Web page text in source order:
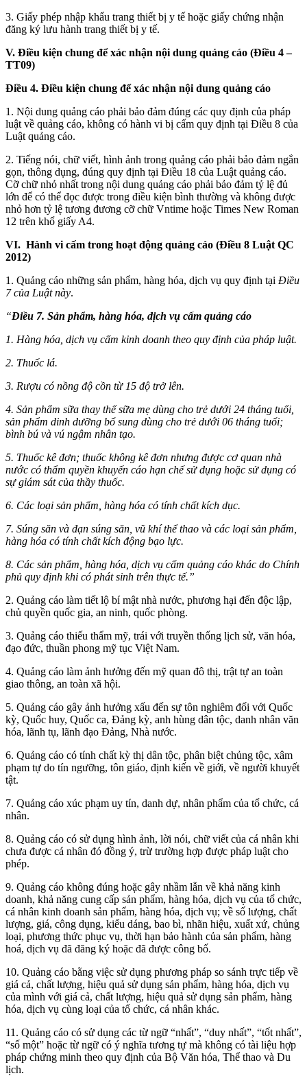
3. Giấy phép nhập khẩu trang thiết bị y tế hoặc giấy chứng nhận
đăng ký lưu hành trang thiết bị y tế.
V. Điều kiện chung để xác nhận nội dung quảng cáo (Điều 4 –
TT09)
Điều 4. Điều kiện chung để xác nhận nội dung quảng cáo
1. Nội dung quảng cáo phải bảo đảm đúng các quy định của pháp
luật về quảng cáo, không có hành vi bị cấm quy định tại Điều 8 của
Luật quảng cáo.
2. Tiếng nói, chữ viết, hình ảnh trong quảng cáo phải bảo đảm ngắn
gọn, thông dụng, đúng quy định tại Điều 18 của Luật quảng cáo.
Cỡ chữ nhỏ nhất trong nội dung quảng cáo phải bảo đảm tỷ lệ đủ
lớn để có thể đọc được trong điều kiện bình thường và không được
nhỏ hơn tỷ lệ tương đương cỡ chữ Vntime hoặc Times New Roman
12 trên khổ giấy A4.
VI. Hành vi cấm trong hoạt động quảng cáo (Điều 8 Luật QC
2012)
1. Quảng cáo những sản phẩm, hàng hóa, dịch vụ quy định tại Điều
7 của Luật này.
“Điều 7. Sản phẩm, hàng hóa, dịch vụ cấm quảng cáo
1. Hàng hóa, dịch vụ cấm kinh doanh theo quy định của pháp luật.
2. Thuốc lá.
3. Rượu có nồng độ cồn từ 15 độ trở lên.
4. Sản phẩm sữa thay thế sữa mẹ dùng cho trẻ dưới 24 tháng tuổi,
sản phẩm dinh dưỡng bổ sung dùng cho trẻ dưới 06 tháng tuổi;
bình bú và vú ngậm nhân tạo.
5. Thuốc kê đơn; thuốc không kê đơn nhưng được cơ quan nhà
nước có thẩm quyền khuyến cáo hạn chế sử dụng hoặc sử dụng có
sự giám sát của thầy thuốc.
6. Các loại sản phẩm, hàng hóa có tính chất kích dục.
7. Súng săn và đạn súng săn, vũ khí thể thao và các loại sản phẩm,
hàng hóa có tính chất kích động bạo lực.
8. Các sản phẩm, hàng hóa, dịch vụ cấm quảng cáo khác do Chính
phủ quy định khi có phát sinh trên thực tế.”
2. Quảng cáo làm tiết lộ bí mật nhà nước, phương hại đến độc lập,
chủ quyền quốc gia, an ninh, quốc phòng.
3. Quảng cáo thiếu thẩm mỹ, trái với truyền thống lịch sử, văn hóa,
đạo đức, thuần phong mỹ tục Việt Nam.
4. Quảng cáo làm ảnh hưởng đến mỹ quan đô thị, trật tự an toàn
giao thông, an toàn xã hội.
5. Quảng cáo gây ảnh hưởng xấu đến sự tôn nghiêm đối với Quốc
kỳ, Quốc huy, Quốc ca, Đảng kỳ, anh hùng dân tộc, danh nhân văn
hóa, lãnh tụ, lãnh đạo Đảng, Nhà nước.
6. Quảng cáo có tính chất kỳ thị dân tộc, phân biệt chủng tộc, xâm
phạm tự do tín ngưỡng, tôn giáo, định kiến về giới, về người khuyết
tật.
7. Quảng cáo xúc phạm uy tín, danh dự, nhân phẩm của tổ chức, cá
nhân.
8. Quảng cáo có sử dụng hình ảnh, lời nói, chữ viết của cá nhân khi
chưa được cá nhân đó đồng ý, trừ trường hợp được pháp luật cho
phép.
9. Quảng cáo không đúng hoặc gây nhầm lẫn về khả năng kinh
doanh, khả năng cung cấp sản phẩm, hàng hóa, dịch vụ của tổ chức,
cá nhân kinh doanh sản phẩm, hàng hóa, dịch vụ; về số lượng, chất
lượng, giá, công dụng, kiểu dáng, bao bì, nhãn hiệu, xuất xứ, chủng
loại, phương thức phục vụ, thời hạn bảo hành của sản phẩm, hàng
hoá, dịch vụ đã đăng ký hoặc đã được công bố.
10. Quảng cáo bằng việc sử dụng phương pháp so sánh trực tiếp về
giá cả, chất lượng, hiệu quả sử dụng sản phẩm, hàng hóa, dịch vụ
của mình với giá cả, chất lượng, hiệu quả sử dụng sản phẩm, hàng
hóa, dịch vụ cùng loại của tổ chức, cá nhân khác.
11. Quảng cáo có sử dụng các từ ngữ “nhất”, “duy nhất”, “tốt nhất”,
“số một” hoặc từ ngữ có ý nghĩa tương tự mà không có tài liệu hợp
pháp chứng minh theo quy định của Bộ Văn hóa, Thể thao và Du
lịch.